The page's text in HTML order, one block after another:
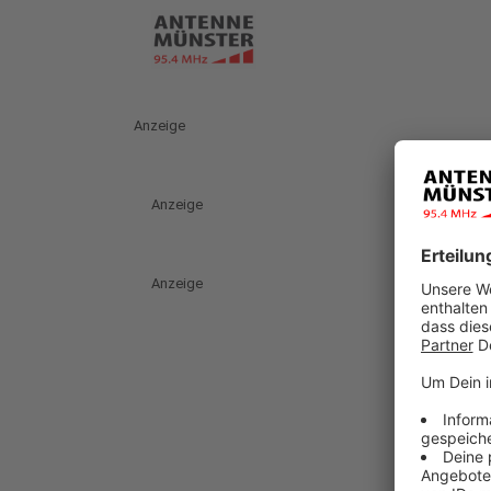
Anzeige
Anzeige
Anzeige